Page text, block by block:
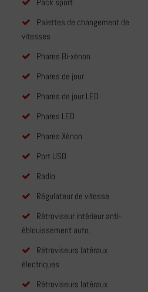
Palettes de changement de
vitesses
Phares Bi-xénon
Phares de jour
Phares de jour LED
Phares LED
Phares Xénon
Port USB
Radio
Régulateur de vitesse
Rétroviseur intérieur anti-
éblouissement auto.
Rétroviseurs latéraux
électriques
Rétroviseurs latéraux